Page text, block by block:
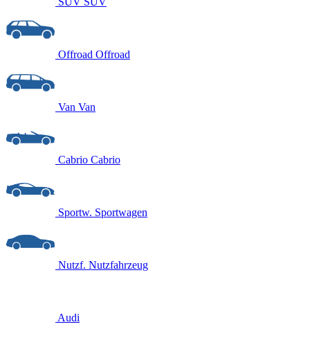
Offroad Offroad
Van Van
Cabrio Cabrio
Sportw. Sportwagen
Nutzf. Nutzfahrzeug
Audi